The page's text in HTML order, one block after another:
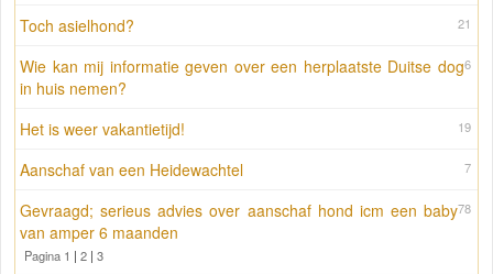
21
Toch asielhond?
6
Wie kan mij informatie geven over een herplaatste Duitse dog
in huis nemen?
19
Het is weer vakantietijd!
7
Aanschaf van een Heidewachtel
78
Gevraagd; serieus advies over aanschaf hond icm een baby
van amper 6 maanden
Pagina 1 | 2 | 3